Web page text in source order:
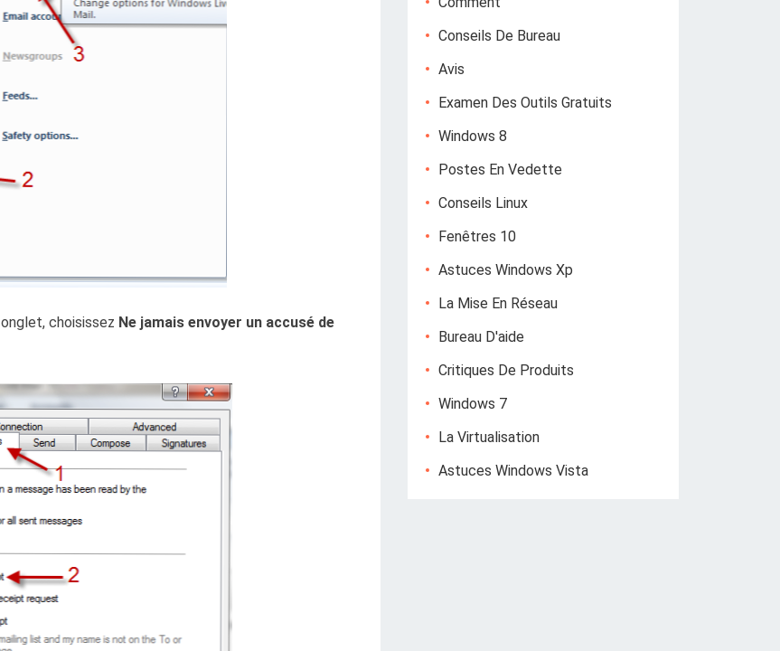
onglet, choisissez Ne jamais envoyer un accusé de
Conseils De Bureau
Avis
Examen Des Outils Gratuits
Windows 8
Postes En Vedette
Conseils Linux
Fenêtres 10
Astuces Windows Xp
La Mise En Réseau
Bureau D'aide
Critiques De Produits
Windows 7
La Virtualisation
Astuces Windows Vista